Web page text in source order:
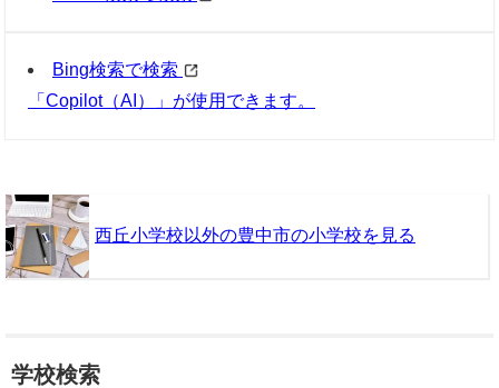
Bing検索で検索
「Copilot（AI）」が使用できます。
西丘小学校以外の豊中市の小学校を見る
学校検索